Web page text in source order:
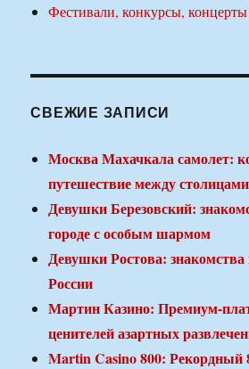
Фестивали, конкурсы, концерты
СВЕЖИЕ ЗАПИСИ
Москва Махачкала самолет:
путешествие между столицами
Девушки Березовский:
городе с особым шармом
Девушки Ростова:
России
Мартин Казино: Премиум-
ценителей азартных
Martin Casino 800: Рекордный